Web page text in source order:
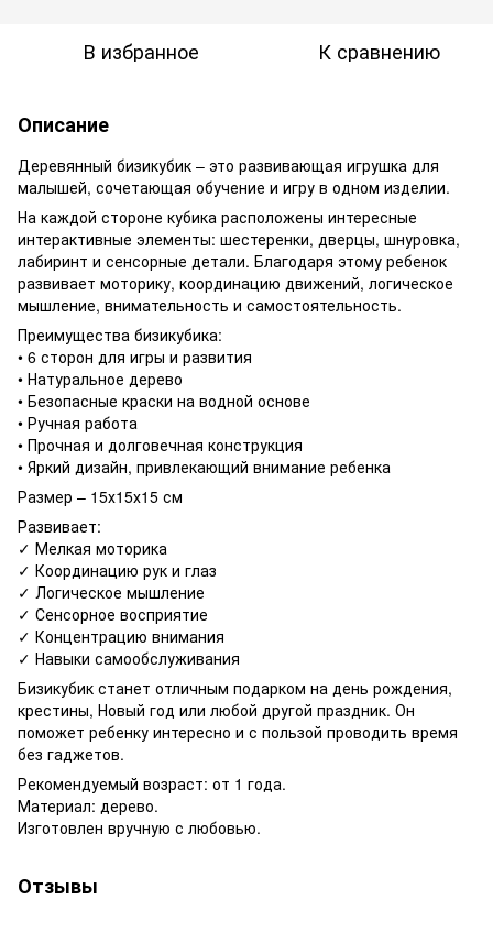
В избранное К сравнению
Описание
Деревянный бизикубик – это развивающая игрушка для
малышей, сочетающая обучение и игру в одном изделии.
На каждой стороне кубика расположены интересные
интерактивные элементы: шестеренки, дверцы, шнуровка,
лабиринт и сенсорные детали. Благодаря этому ребенок
развивает моторику, координацию движений, логическое
мышление, внимательность и самостоятельность.
Преимущества бизикубика:
• 6 сторон для игры и развития
• Натуральное дерево
• Безопасные краски на водной основе
• Ручная работа
• Прочная и долговечная конструкция
• Яркий дизайн, привлекающий внимание ребенка
Размер – 15х15х15 см
Развивает:
✓ Мелкая моторика
✓ Координацию рук и глаз
✓ Логическое мышление
✓ Сенсорное восприятие
✓ Концентрацию внимания
✓ Навыки самообслуживания
Бизикубик станет отличным подарком на день рождения,
крестины, Новый год или любой другой праздник. Он
поможет ребенку интересно и с пользой проводить время
без гаджетов.
Рекомендуемый возраст: от 1 года.
Материал: дерево.
Изготовлен вручную с любовью.
Отзывы